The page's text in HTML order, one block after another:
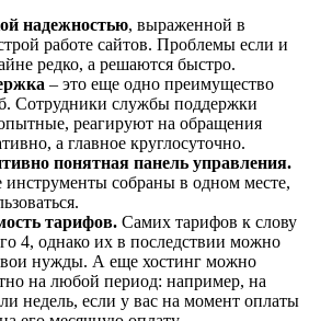
надежностью, выраженной в
работе сайтов. Проблемы если и
редко, а решаются быстро.
– это еще одно преимущество
Сотрудники службы поддержки
реагируют на обращения
а главное круглосуточно.
понятная панель управления.
собраны в одном месте,
тарифов. Самих тарифов к слову
4, однако их в последствии можно
нужды. А еще хостинг можно
на любой период: например, на
недель, если у вас на момент оплаты